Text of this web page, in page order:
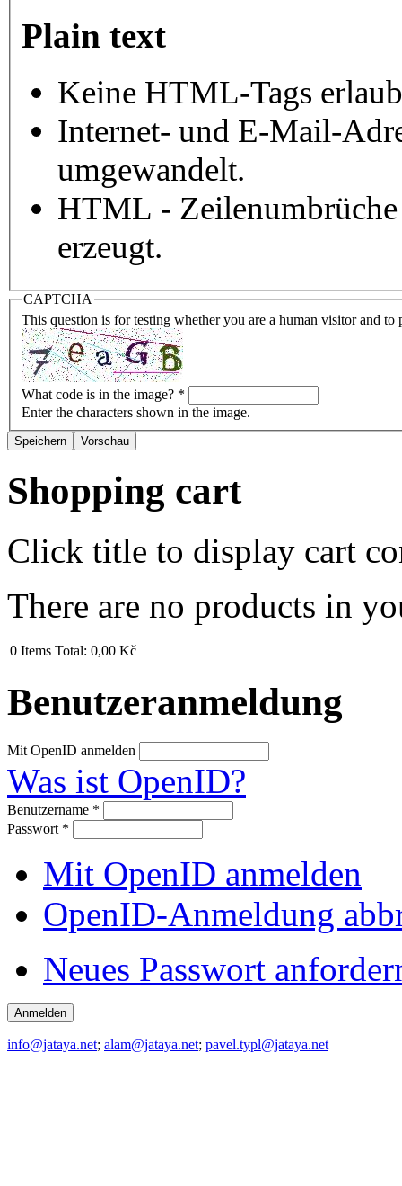
Plain text
Keine HTML-Tags
Internet- und E-Mail-
umgewandelt.
HTML - Zeilenumbrüche
erzeugt.
CAPTCHA
This question is for testing whether you are a human visitor and to
What code is in the image? *
Enter the characters shown in the image.
Shopping cart
Click title to display cart
There are no products in
0 Items Total: 0,00 Kč
Benutzeranmeldung
Mit OpenID anmelden
Was ist OpenID?
Benutzername *
Passwort *
Mit OpenID anmelden
OpenID-Anmeldung
Neues Passwort
info@jataya.net; alam@jataya.net; pavel.typl@jataya.net